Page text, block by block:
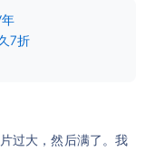
7折
过大，然后满了。我